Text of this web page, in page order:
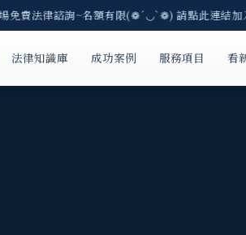
法律諮詢~名額有限(❁´◡`❁) 請點此連結加入
法律知識庫 成功案例 服務項目 看